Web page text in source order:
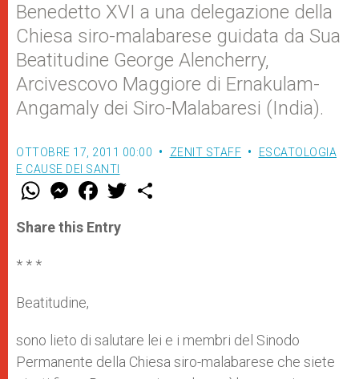
Benedetto XVI a una delegazione della
Chiesa siro-malabarese guidata da Sua
Beatitudine George Alencherry,
Arcivescovo Maggiore di Ernakulam-
Angamaly dei Siro-Malabaresi (India).
OTTOBRE 17, 2011 00:00 ZENIT STAFF
ESCATOLOGIA
E CAUSE DEI SANTI
W
t
s
M
e
s
e
F
a
e
b
w
Share this Entry
* * *
Beatitudine,
sono lieto di salutare lei e i membri del Sinodo
Permanente della Chiesa siro-malabarese che siete